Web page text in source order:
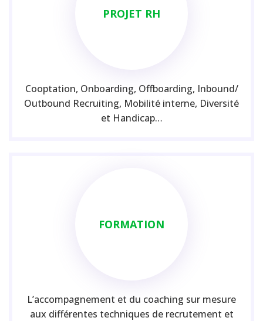
PROJET RH
Cooptation, Onboarding, Offboarding, Inbound/
Outbound Recruiting, Mobilité interne, Diversité
et Handicap…
FORMATION
L’accompagnement et du coaching sur mesure
aux différentes techniques de recrutement et